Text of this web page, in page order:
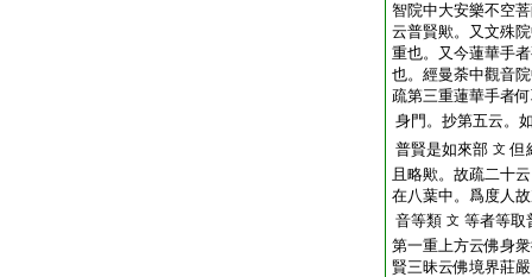
智院中大安樂不空
云普賢歟。又文殊
重也。又今蓮華手
也。經曼荼中觀音
疏第三重蓮華手者
身門。抄第五云。
普賢是如來部 文 但
且略歟。故疏二十
在八葉中。爲度人
音等類 文 等者等取
第一重上方云佛身
賢三昧云佛境界莊